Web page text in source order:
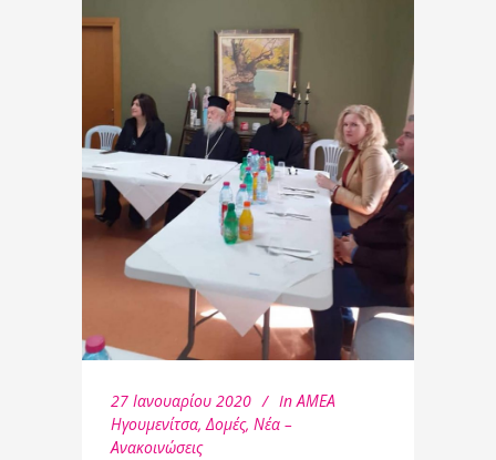
27 Ιανουαρίου 2020 In ΑΜΕΑ
Ηγουμενίτσα,Δομές, Νέα –
Ανακοινώσεις